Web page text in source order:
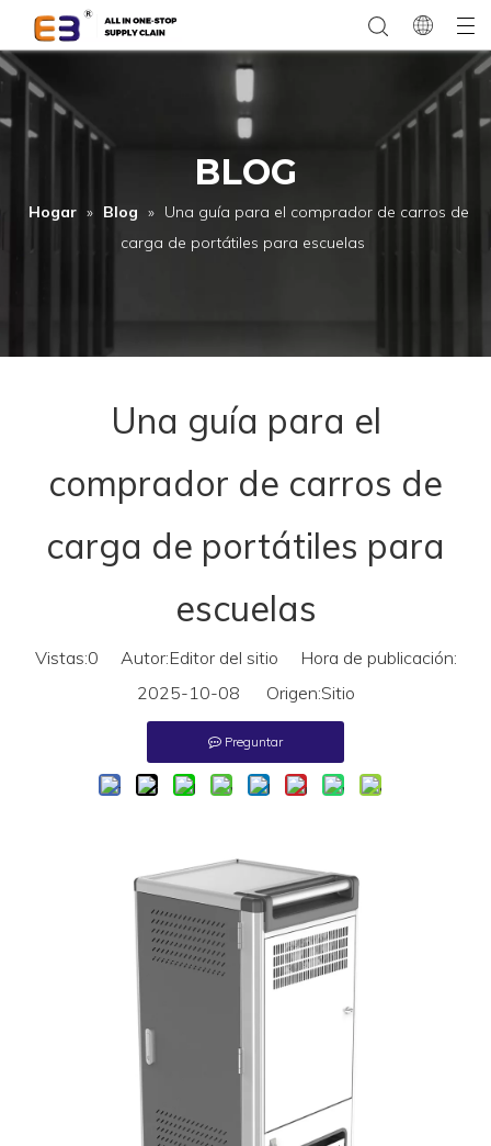
BLOG
Hogar » Blog » Una guía para el comprador de carros de
carga de portátiles para escuelas
Una guía para el
comprador de carros de
carga de portátiles para
escuelas
Vistas:0 Autor:Editor del sitio Hora de publicación:
2025-10-08 Origen:Sitio
Preguntar